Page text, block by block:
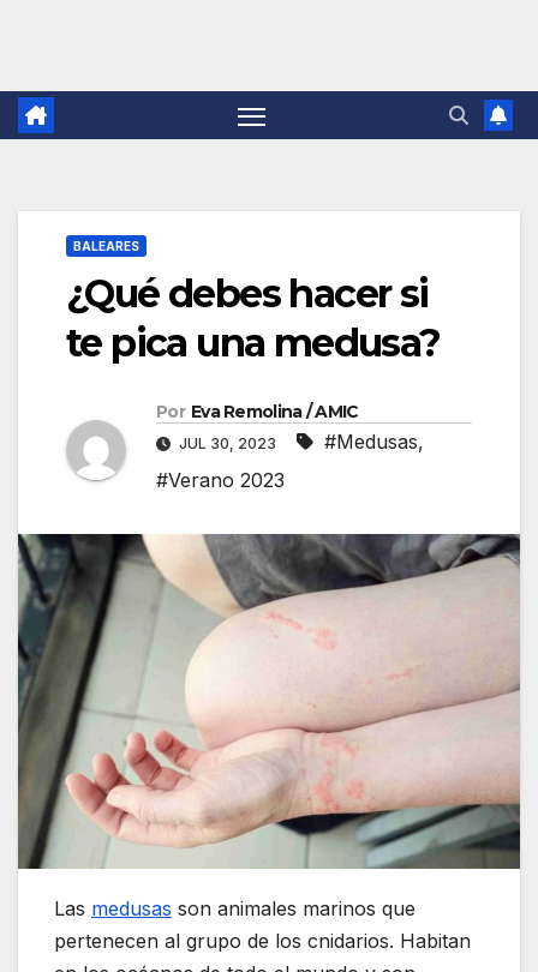
BALEARES
¿Qué debes hacer si
te pica una medusa?
Por Eva Remolina / AMIC
JUL 30, 2023 #Medusas,
#Verano 2023
Las medusas son animales marinos que
pertenecen al grupo de los cnidarios. Habitan